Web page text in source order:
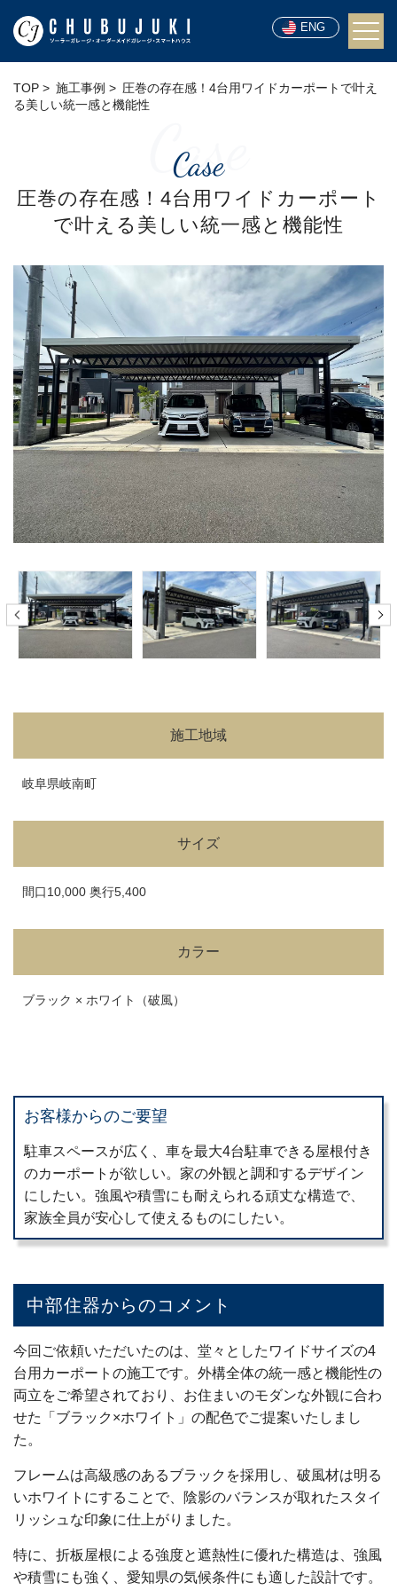
ENG
TOP 施工事例
圧巻の存在感！4台用ワイドカーポートで叶え
る美しい統一感と機能性
Case
Case
圧巻の存在感！4台用ワイドカーポート
で叶える美しい統一感と機能性
施工地域
岐阜県岐南町
サイズ
間口10,000 奥行5,400
カラー
ブラック × ホワイト（破風）
お客様からのご要望
駐車スペースが広く、車を最大4台駐車できる屋根付き
のカーポートが欲しい。家の外観と調和するデザイン
にしたい。強風や積雪にも耐えられる頑丈な構造で、
家族全員が安心して使えるものにしたい。
中部住器からのコメント
今回ご依頼いただいたのは、堂々としたワイドサイズの4
台用カーポートの施工です。外構全体の統一感と機能性の
両立をご希望されており、お住まいのモダンな外観に合わ
せた「ブラック×ホワイト」の配色でご提案いたしまし
た。
フレームは高級感のあるブラックを採用し、破風材は明る
いホワイトにすることで、陰影のバランスが取れたスタイ
リッシュな印象に仕上がりました。
特に、折板屋根による強度と遮熱性に優れた構造は、強風
や積雪にも強く、愛知県の気候条件にも適した設計です。